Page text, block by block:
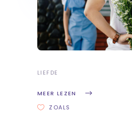
LIEFDE
MEER LEZEN
ZOALS